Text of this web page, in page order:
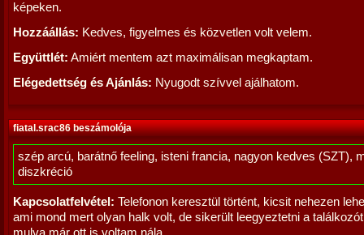
képeken.
Hozzáállás: Kedves, figyelmes és közvetlen volt velem.
Együttlét: Amiért mentem azt maximálisan megkaptam.
Elégedettség és Ajánlás: Nyugodt szívvel ajálhatom.
fiatal.srac86 beszámolója
szép arcú, barátnő feeling, isteni francia, nagyon kedves (SZT),
diszkréció
Kapcsolatfelvétel: Telefonon keresztül történt, kicsit nehezen
ami mond mert olyan halk volt, de sikerült leegyeztetni a